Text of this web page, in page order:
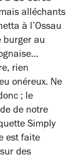
alléchants
à l’Ossau
burger au
rien
onéreux. Ne
; le
de notre
Simply
est faite
des